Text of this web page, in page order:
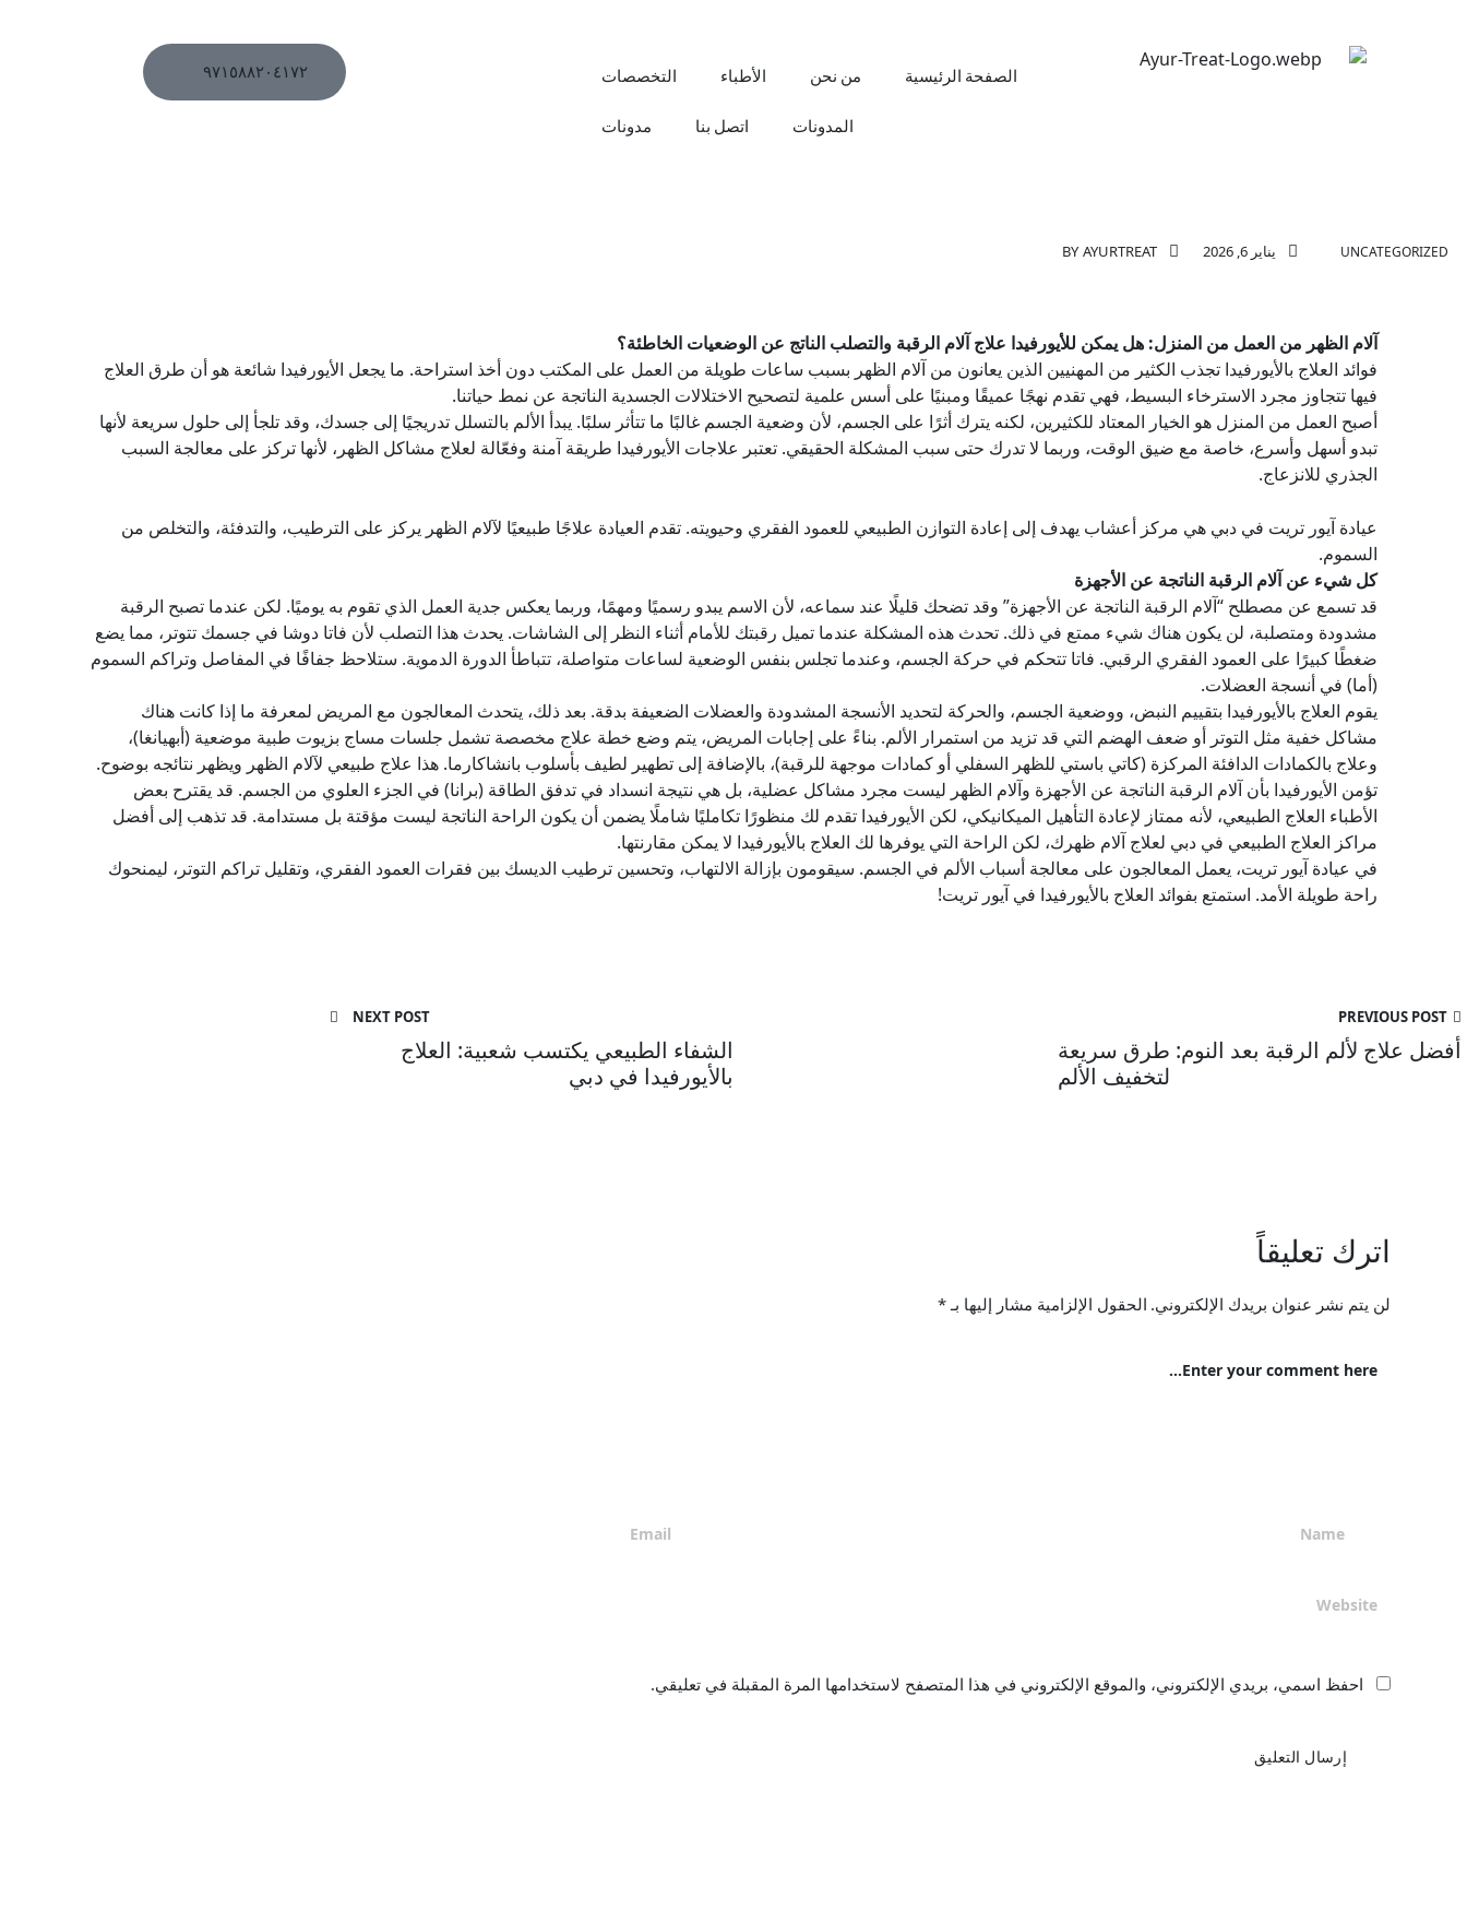
الصفحة الرئيسية من نحن الأطباء التخصصات
المدونات اتصل بنا مدونات
٩٧١٥٨٨٢٠٤١٧٢
UNCATEGORIZED يناير 6, 2026 BY AYURTREAT
آلام الظهر من العمل من المنزل: هل يمكن للأيورفيدا علاج آلام الرقبة والتصلب الناتج عن الوضعيات الخاطئة؟
فوائد العلاج بالأيورفيدا تجذب الكثير من المهنيين الذين يعانون من آلام الظهر بسبب ساعات طويلة من العمل على المكتب دون أخذ استراحة. ما يجعل الأيورفيدا شائعة هو أن طرق العلاج
فيها تتجاوز مجرد الاسترخاء البسيط، فهي تقدم نهجًا عميقًا ومبنيًا على أسس علمية لتصحيح الاختلالات الجسدية الناتجة عن نمط حياتنا.
أصبح العمل من المنزل هو الخيار المعتاد للكثيرين، لكنه يترك أثرًا على الجسم، لأن وضعية الجسم غالبًا ما تتأثر سلبًا. يبدأ الألم بالتسلل تدريجيًا إلى جسدك، وقد تلجأ إلى حلول سريعة لأنها
تبدو أسهل وأسرع، خاصة مع ضيق الوقت، وربما لا تدرك حتى سبب المشكلة الحقيقي. تعتبر علاجات الأيورفيدا طريقة آمنة وفعّالة لعلاج مشاكل الظهر، لأنها تركز على معالجة السبب
الجذري للانزعاج.
عيادة آيور تريت في دبي هي مركز أعشاب يهدف إلى إعادة التوازن الطبيعي للعمود الفقري وحيويته. تقدم العيادة علاجًا طبيعيًا لآلام الظهر يركز على الترطيب، والتدفئة، والتخلص من
السموم.
كل شيء عن آلام الرقبة الناتجة عن الأجهزة
قد تسمع عن مصطلح “آلام الرقبة الناتجة عن الأجهزة” وقد تضحك قليلًا عند سماعه، لأن الاسم يبدو رسميًا ومهمًا، وربما يعكس جدية العمل الذي تقوم به يوميًا. لكن عندما تصبح الرقبة
مشدودة ومتصلبة، لن يكون هناك شيء ممتع في ذلك. تحدث هذه المشكلة عندما تميل رقبتك للأمام أثناء النظر إلى الشاشات. يحدث هذا التصلب لأن فاتا دوشا في جسمك تتوتر، مما يضع
ضغطًا كبيرًا على العمود الفقري الرقبي. فاتا تتحكم في حركة الجسم، وعندما تجلس بنفس الوضعية لساعات متواصلة، تتباطأ الدورة الدموية. ستلاحظ جفافًا في المفاصل وتراكم السموم
(أما) في أنسجة العضلات.
يقوم العلاج بالأيورفيدا بتقييم النبض، ووضعية الجسم، والحركة لتحديد الأنسجة المشدودة والعضلات الضعيفة بدقة. بعد ذلك، يتحدث المعالجون مع المريض لمعرفة ما إذا كانت هناك
مشاكل خفية مثل التوتر أو ضعف الهضم التي قد تزيد من استمرار الألم. بناءً على إجابات المريض، يتم وضع خطة علاج مخصصة تشمل جلسات مساج بزيوت طبية موضعية (أبهيانغا)،
وعلاج بالكمادات الدافئة المركزة (كاتي باستي للظهر السفلي أو كمادات موجهة للرقبة)، بالإضافة إلى تطهير لطيف بأسلوب بانشاكارما. هذا علاج طبيعي لآلام الظهر ويظهر نتائجه بوضوح.
تؤمن الأيورفيدا بأن آلام الرقبة الناتجة عن الأجهزة وآلام الظهر ليست مجرد مشاكل عضلية، بل هي نتيجة انسداد في تدفق الطاقة (برانا) في الجزء العلوي من الجسم. قد يقترح بعض
الأطباء العلاج الطبيعي، لأنه ممتاز لإعادة التأهيل الميكانيكي، لكن الأيورفيدا تقدم لك منظورًا تكامليًا شاملًا يضمن أن يكون الراحة الناتجة ليست مؤقتة بل مستدامة. قد تذهب إلى أفضل
مراكز العلاج الطبيعي في دبي لعلاج آلام ظهرك، لكن الراحة التي يوفرها لك العلاج بالأيورفيدا لا يمكن مقارنتها.
في عيادة آيور تريت، يعمل المعالجون على معالجة أسباب الألم في الجسم. سيقومون بإزالة الالتهاب، وتحسين ترطيب الديسك بين فقرات العمود الفقري، وتقليل تراكم التوتر، ليمنحوك
راحة طويلة الأمد. استمتع بفوائد العلاج بالأيورفيدا في آيور تريت!
PREVIOUS POST
أفضل علاج لألم الرقبة بعد النوم: طرق سريعة
لتخفيف الألم
NEXT POST
الشفاء الطبيعي يكتسب شعبية: العلاج
بالأيورفيدا في دبي
اترك تعليقاً
لن يتم نشر عنوان بريدك الإلكتروني. الحقول الإلزامية مشار إليها بـ*
احفظ اسمي، بريدي الإلكتروني، والموقع الإلكتروني في هذا المتصفح لاستخدامها المرة المقبلة في تعليقي.